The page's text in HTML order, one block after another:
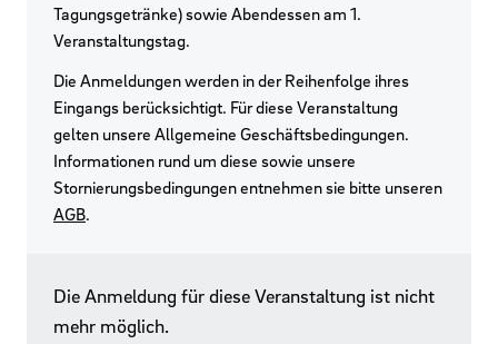
Tagungsgetränke) sowie Abendessen am 1.
Veranstaltungstag.
Die Anmeldungen werden in der Reihenfolge ihres
Eingangs berücksichtigt. Für diese Veranstaltung
gelten unsere Allgemeine Geschäftsbedingungen.
Informationen rund um diese sowie unsere
Stornierungsbedingungen entnehmen sie bitte unseren
AGB.
Die Anmeldung für diese Veranstaltung ist nicht
mehr möglich.